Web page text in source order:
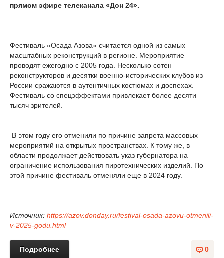
прямом эфире телеканала «Дон 24».
Фестиваль «Осада Азова» считается одной из самых
масштабных реконструкций в регионе. Мероприятие
проводят ежегодно с 2005 года. Несколько сотен
реконструкторов и десятки военно-исторических клубов из
России сражаются в аутентичных костюмах и доспехах.
Фестиваль со спецэффектами привлекает более десяти
тысяч зрителей.
В этом году его отменили по причине запрета массовых
мероприятий на открытых пространствах. К тому же, в
области продолжает действовать указ губернатора на
ограничение использования пиротехнических изделий. По
этой причине фестиваль отменяли еще в 2024 году.
Источник: https://azov.donday.ru/festival-osada-azovu-otmenili-
v-2025-godu.html
0
Подробнее